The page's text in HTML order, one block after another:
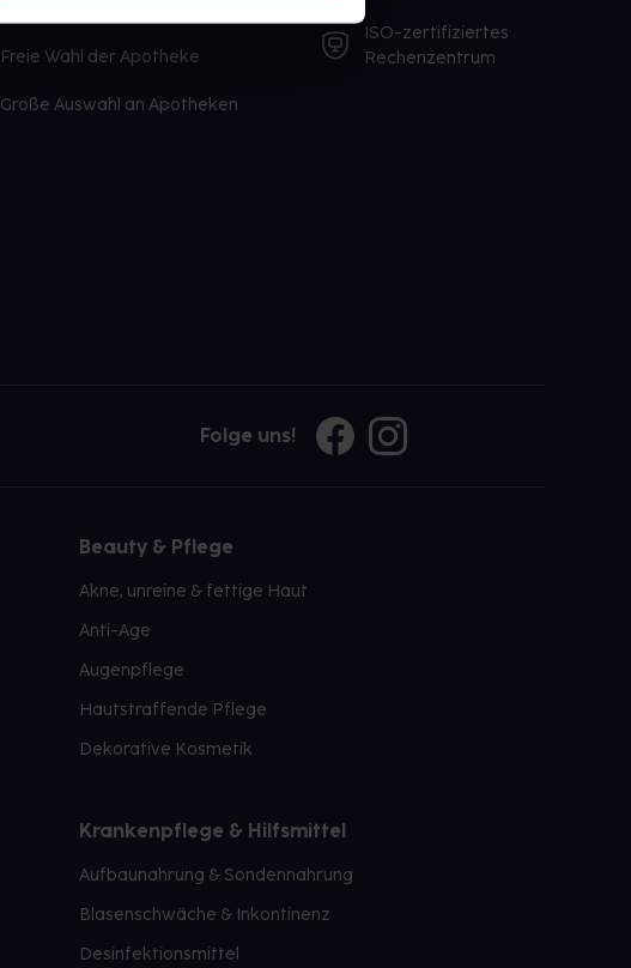
Freie Wahl der Apotheke
Große Auswahl an Apotheken
ISO-zertifiziertes
Rechenzentrum
Folge uns!
Beauty & Pflege
Akne, unreine & fettige Haut
Anti-Age
Augenpflege
Hautstraffende Pflege
Dekorative Kosmetik
Krankenpflege & Hilfsmittel
Aufbaunahrung & Sondennahrung
Blasenschwäche & Inkontinenz
Desinfektionsmittel